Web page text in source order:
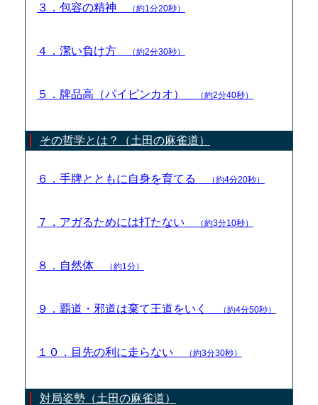
３．包容の精神 （約1分20秒）
４．潔い負け方 （約2分30秒）
５．牌品高（パイピンカオ） （約2分40秒）
その哲学とは？（土田の麻雀道）
６．手牌とともに自身を育てる （約4分20秒）
７．アガるためには打たない （約3分10秒）
８．自然体 （約1分）
９．覇道・邪道は棄て王道をいく （約4分50秒）
１０．目先の利に走らない （約3分30秒）
対局姿勢（土田の麻雀道）